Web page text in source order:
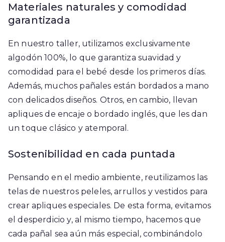
Materiales naturales y comodidad
garantizada
En nuestro taller, utilizamos exclusivamente
algodón 100%, lo que garantiza suavidad y
comodidad para el bebé desde los primeros días.
Además, muchos pañales están bordados a mano
con delicados diseños. Otros, en cambio, llevan
apliques de encaje o bordado inglés, que les dan
un toque clásico y atemporal.
Sostenibilidad en cada puntada
Pensando en el medio ambiente, reutilizamos las
telas de nuestros peleles, arrullos y vestidos para
crear apliques especiales. De esta forma, evitamos
el desperdicio y, al mismo tiempo, hacemos que
cada pañal sea aún más especial, combinándolo